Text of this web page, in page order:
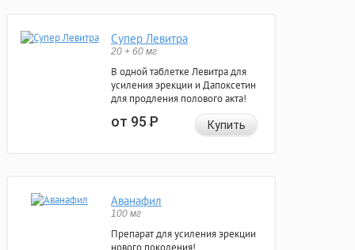
Супер Левитра
20 + 60 мг
В одной таблетке Левитра для
усиления эрекции и Дапоксетин
для продления полового акта!
от 95Р Купить
Аванафил
100 мг
Препарат для усиления эрекции